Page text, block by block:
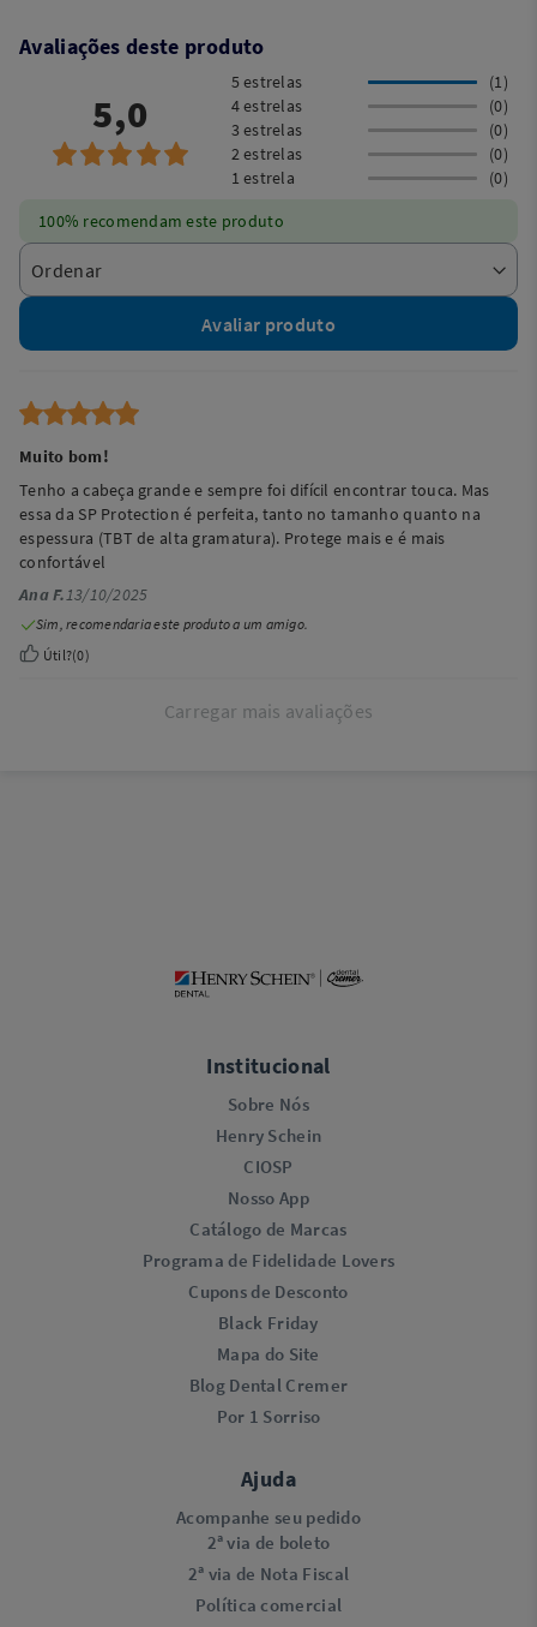
Avaliações deste produto
5,0
5 estrelas
(1)
4 estrelas
(0)
3 estrelas
(0)
2 estrelas
(0)
1 estrela
(0)
100% recomendam este produto
Avaliar produto
Muito bom!
Tenho a cabeça grande e sempre foi difícil encontrar touca. Mas
essa da SP Protection é perfeita, tanto no tamanho quanto na
espessura (TBT de alta gramatura). Protege mais e é mais
confortável
Ana F.13/10/2025
Sim, recomendaria este produto a um amigo.
Útil?(0)
Carregar mais avaliações
Institucional
Sobre Nós
Henry Schein
CIOSP
Nosso App
Catálogo de Marcas
Programa de Fidelidade Lovers​
Cupons de Desconto
Black Friday
Mapa do Site
Blog Dental Cremer
Por 1 Sorriso
Ajuda
Acompanhe seu pedido
2ª via de boleto
2ª via de Nota Fiscal
Política comercial